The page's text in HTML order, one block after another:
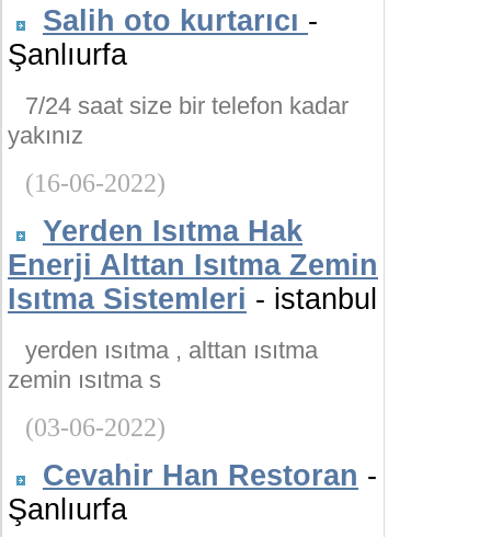
Salih oto kurtarıcı -
Şanlıurfa
7/24 saat size bir telefon kadar
yakınız
(16-06-2022)
Yerden Isıtma Hak
Enerji Alttan Isıtma Zemin
Isıtma Sistemleri - istanbul
yerden ısıtma , alttan ısıtma
zemin ısıtma s
(03-06-2022)
Cevahir Han Restoran -
Şanlıurfa